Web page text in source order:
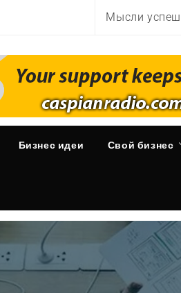
Мысли
Бизнес идеи Свой бизнес